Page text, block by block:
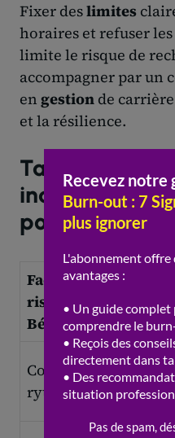
Fixer deslimites
horaires et refuser
limite le risque de
accompagner par un
en gestion de
et la résilience.
Tableau
post-burn-out
Facteur de
risque /
Bénéfice
Contrôle du
rythme
Total
des